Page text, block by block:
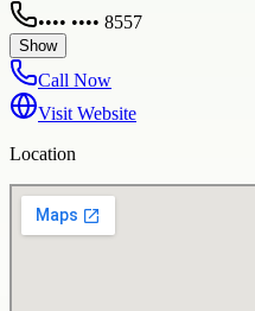
•••• •••• 8557
Show
Call Now
Visit Website
Location